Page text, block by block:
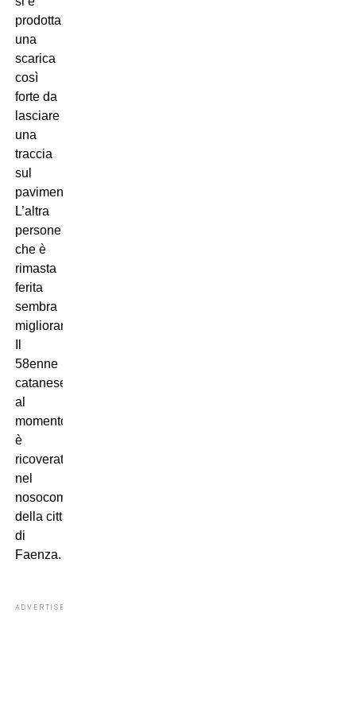
prodotta
una
scarica
così
forte da
lasciare
una
traccia
sul
pavimento.
L’altra
persone
che è
rimasta
ferita
sembra
migliorare.
58enne
catanese
al
momento
è
ricoverato
nel
nosocomio
della città
di
Faenza.
ADVERTISEMENT